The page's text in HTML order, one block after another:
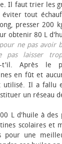
Il faut trier les
tout
presser 200
obtenir 80 L
ne pas avoir
laisser
Après le
en fût et
utilisé. Il a fallu
un réseau
L d'huile à des
scolaires et
pour une